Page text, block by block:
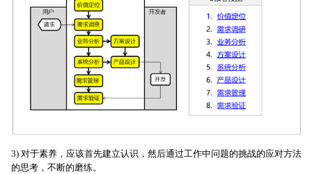
3) 对于素养，应该首先建立认识，然后通过工作中问题的挑战的应对方法
的思考，不断的磨练。